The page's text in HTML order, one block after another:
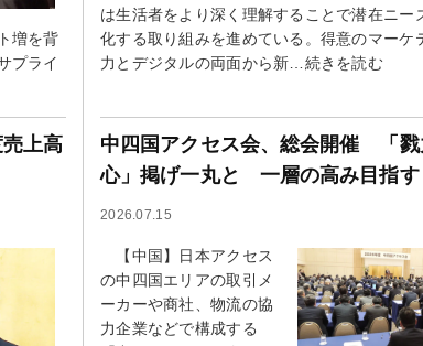
増を背
プライ
は生活者をより深く理解することで潜在ニー
化する取り組みを進めている。得意のマーケ
力とデジタルの両面から新…続きを読む
上高
中四国アクセス会、総会開催 「戮
心」掲げ一丸と 一層の高み目指す
2026.07.15
【中国】日本アクセス
の中四国エリアの取引メ
ーカーや商社、物流の協
力企業などで構成する